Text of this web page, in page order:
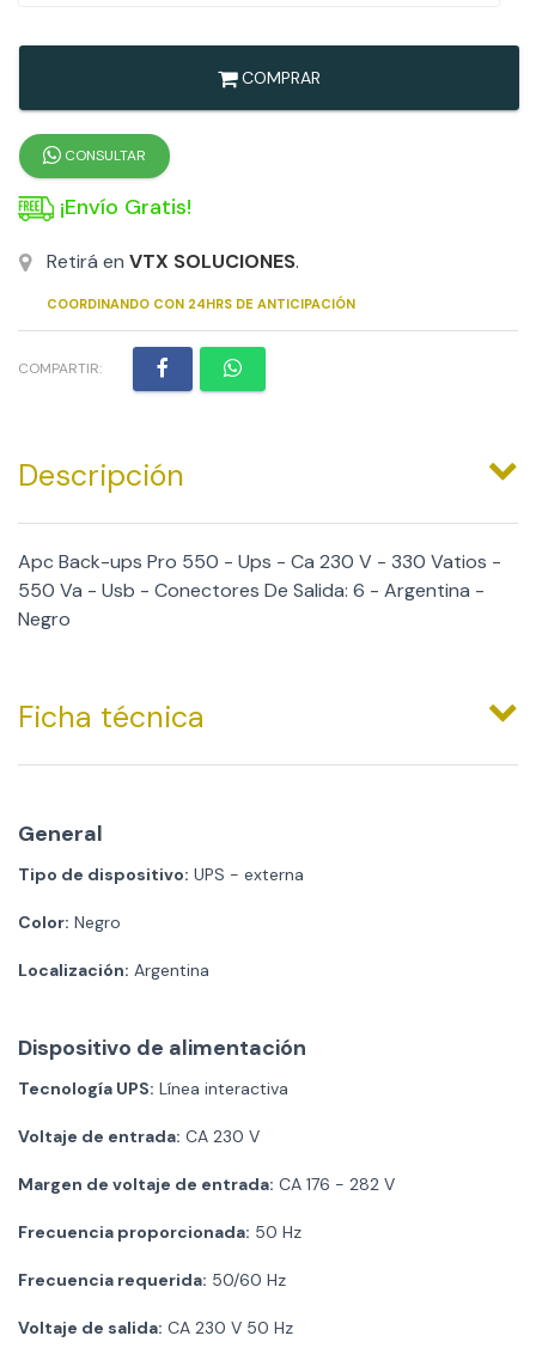
COMPRAR
CONSULTAR
¡Envío Gratis!
Retirá en VTX SOLUCIONES.
COORDINANDO CON 24HRS DE ANTICIPACIÓN
COMPARTIR:
Descripción
Apc Back-ups Pro 550 - Ups - Ca 230 V - 330 Vatios -
550 Va - Usb - Conectores De Salida: 6 - Argentina -
Negro
Ficha técnica
General
Tipo de dispositivo: UPS - externa
Color: Negro
Localización: Argentina
Dispositivo de alimentación
Tecnología UPS: Línea interactiva
Voltaje de entrada: CA 230 V
Margen de voltaje de entrada: CA 176 - 282 V
Frecuencia proporcionada: 50 Hz
Frecuencia requerida: 50/60 Hz
Voltaje de salida: CA 230 V 50 Hz